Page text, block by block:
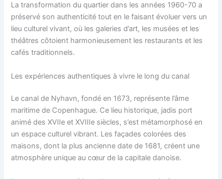
La transformation du quartier dans les années 1960-70 a
préservé son authenticité tout en le faisant évoluer vers un
lieu culturel vivant, où les galeries d’art, les musées et les
théâtres côtoient harmonieusement les restaurants et les
cafés traditionnels.
Les expériences authentiques à vivre le long du canal
Le canal de Nyhavn, fondé en 1673, représente l’âme
maritime de Copenhague. Ce lieu historique, jadis port
animé des XVIIe et XVIIIe siècles, s’est métamorphosé en
un espace culturel vibrant. Les façades colorées des
maisons, dont la plus ancienne date de 1681, créent une
atmosphère unique au cœur de la capitale danoise.